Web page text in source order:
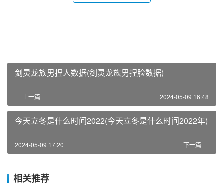
剑灵龙族男捏人数据(剑灵龙族男捏脸数据)
上一篇 2024-05-09 16:48
今天立冬是什么时间2022(今天立冬是什么时间2022年)
下一篇
2024-05-09 17:20
相关推荐